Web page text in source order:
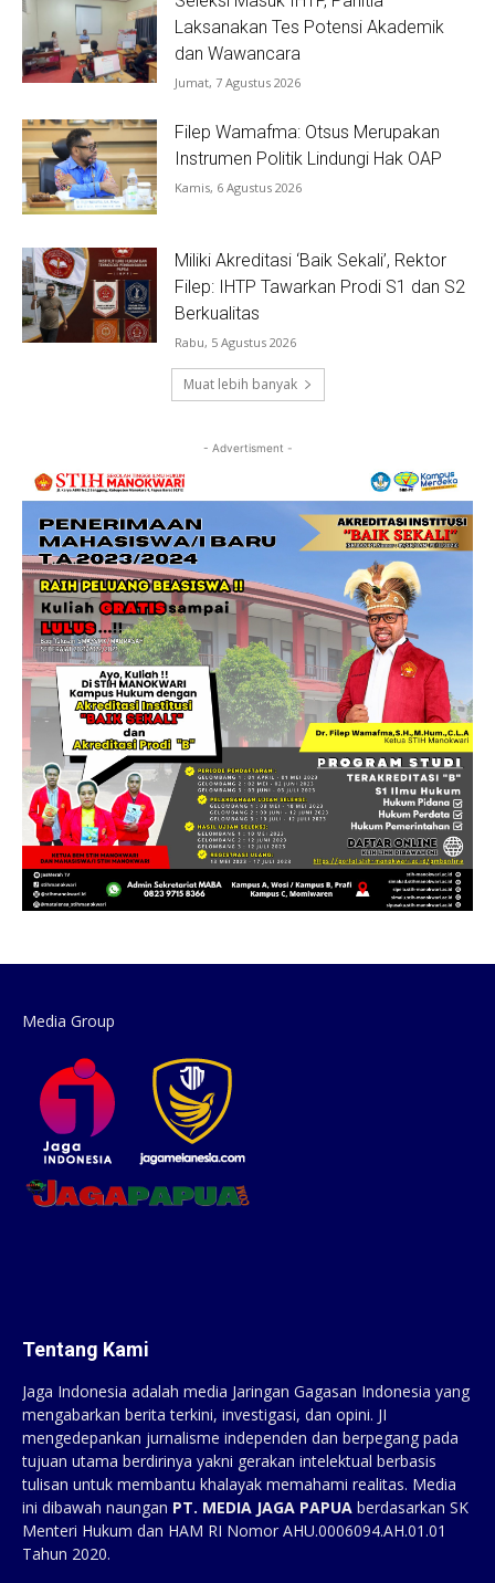
Laksanakan Tes Potensi Akademik
dan Wawancara
Jumat, 7 Agustus 2026
Filep Wamafma: Otsus Merupakan
Instrumen Politik Lindungi Hak OAP
Kamis, 6 Agustus 2026
Miliki Akreditasi ‘Baik Sekali’, Rektor
Filep: IHTP Tawarkan Prodi S1 dan S2
Berkualitas
Rabu, 5 Agustus 2026
Muat lebih banyak
- Advertisment -
Media Group
Tentang Kami
Jaga Indonesia adalah media Jaringan Gagasan Indonesia yang
mengabarkan berita terkini, investigasi, dan opini. JI
mengedepankan jurnalisme independen dan berpegang pada
tujuan utama berdirinya yakni gerakan intelektual berbasis
tulisan untuk membantu khalayak memahami realitas. Media
ini dibawah naungan PT. MEDIA JAGA PAPUA berdasarkan SK
Menteri Hukum dan HAM RI Nomor AHU.0006094.AH.01.01
Tahun 2020.